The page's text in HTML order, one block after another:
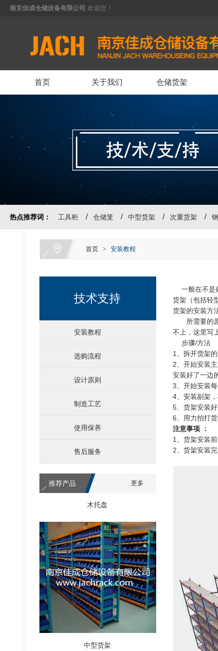
南京佳成仓储设备有限公司 欢迎您！
首页 关于我们 仓储货架
<
热点推荐词： 工具柜 仓储笼 中型货架 次重货架
首页 > 安装教程
技术支持
安装教程
选购流程
设计原则
制造工艺
使用保养
售后服务
更多
推荐产品
运输料架料箱
仓储笼
次重货架
 一般在不
货架（包括轻
货架的安装方
所需要的原
不上，这里写
步骤/方法
1、拆开货架
2、开始安装
安装好了一边
3、开始安装
4、安装副架
5、货架安装
6、用力拍打
注意事项 ：
1、货架安装
2、货架安装